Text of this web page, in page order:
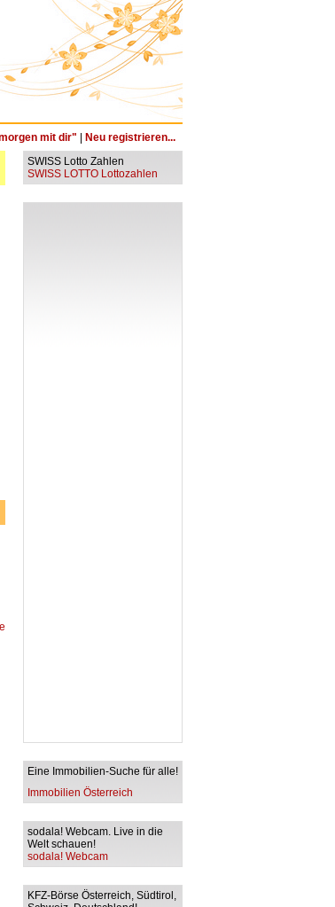
mit dir" Neu registrieren...
SWISS Lotto Zahlen
SWISS LOTTO Lottozahlen
Eine Immobilien-Suche für alle!
Immobilien Österreich
sodala! Webcam. Live in die
Welt schauen!
sodala! Webcam
KFZ-Börse Österreich, Südtirol,